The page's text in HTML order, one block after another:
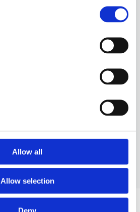
Allow all
Allow selection
Deny